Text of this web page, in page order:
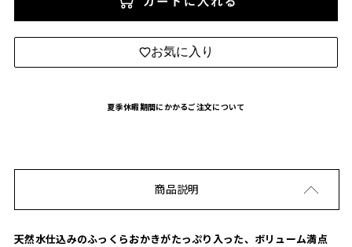
カートに入れる
お気に入り
夏季休暇期間にかかるご注文について
商品説明
天然水仕込みのふっくらおかきがたっぷり入った、ボリューム満点